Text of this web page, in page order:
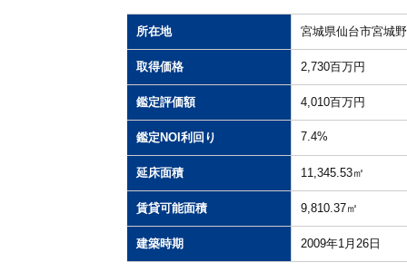
所在地 宮城県仙台市宮城
取得価格 2,730百万円
鑑定評価額 4,010百万円
鑑定NOI利回り 7.4%
延床面積 11,345.53㎡
賃貸可能面積 9,810.37㎡
建築時期 2009年1月26日